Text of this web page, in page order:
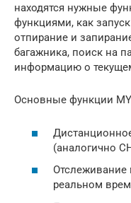
находятся нужные
функциями, как
отпирание и
багажника, поиск на
информацию о
Основные функции MY
(аналогично
Отслеживание
реальном